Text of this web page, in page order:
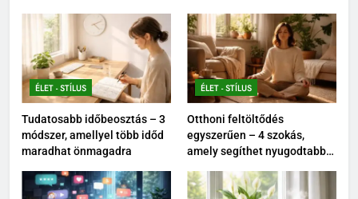
ÉLET - STÍLUS
Tudatosabb időbeosztás – 3
módszer, amellyel több időd
maradhat önmagadra
ÉLET - STÍLUS
Otthoni feltöltődés
egyszerűen – 4 szokás,
amely segíthet nyugodtabbá